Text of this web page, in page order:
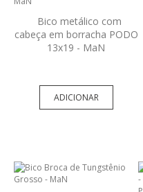
Bico metálico com
cabeça em borracha PODO
13x19 - MaN
ADICIONAR